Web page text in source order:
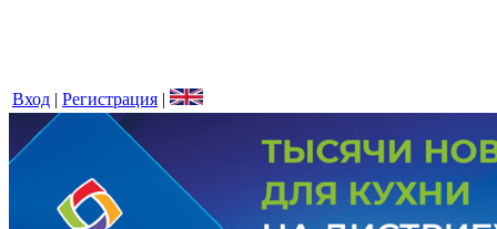
Вход | Регистрация |